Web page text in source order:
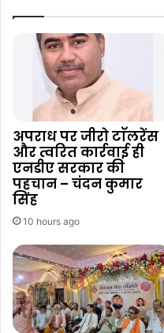
अपराध पर जीरो टाॅलरेंस
और त्वरित कार्रवाई ही
एनडीए सरकार की
पहचान – चंदन कुमार
सिंह
10 hours ago